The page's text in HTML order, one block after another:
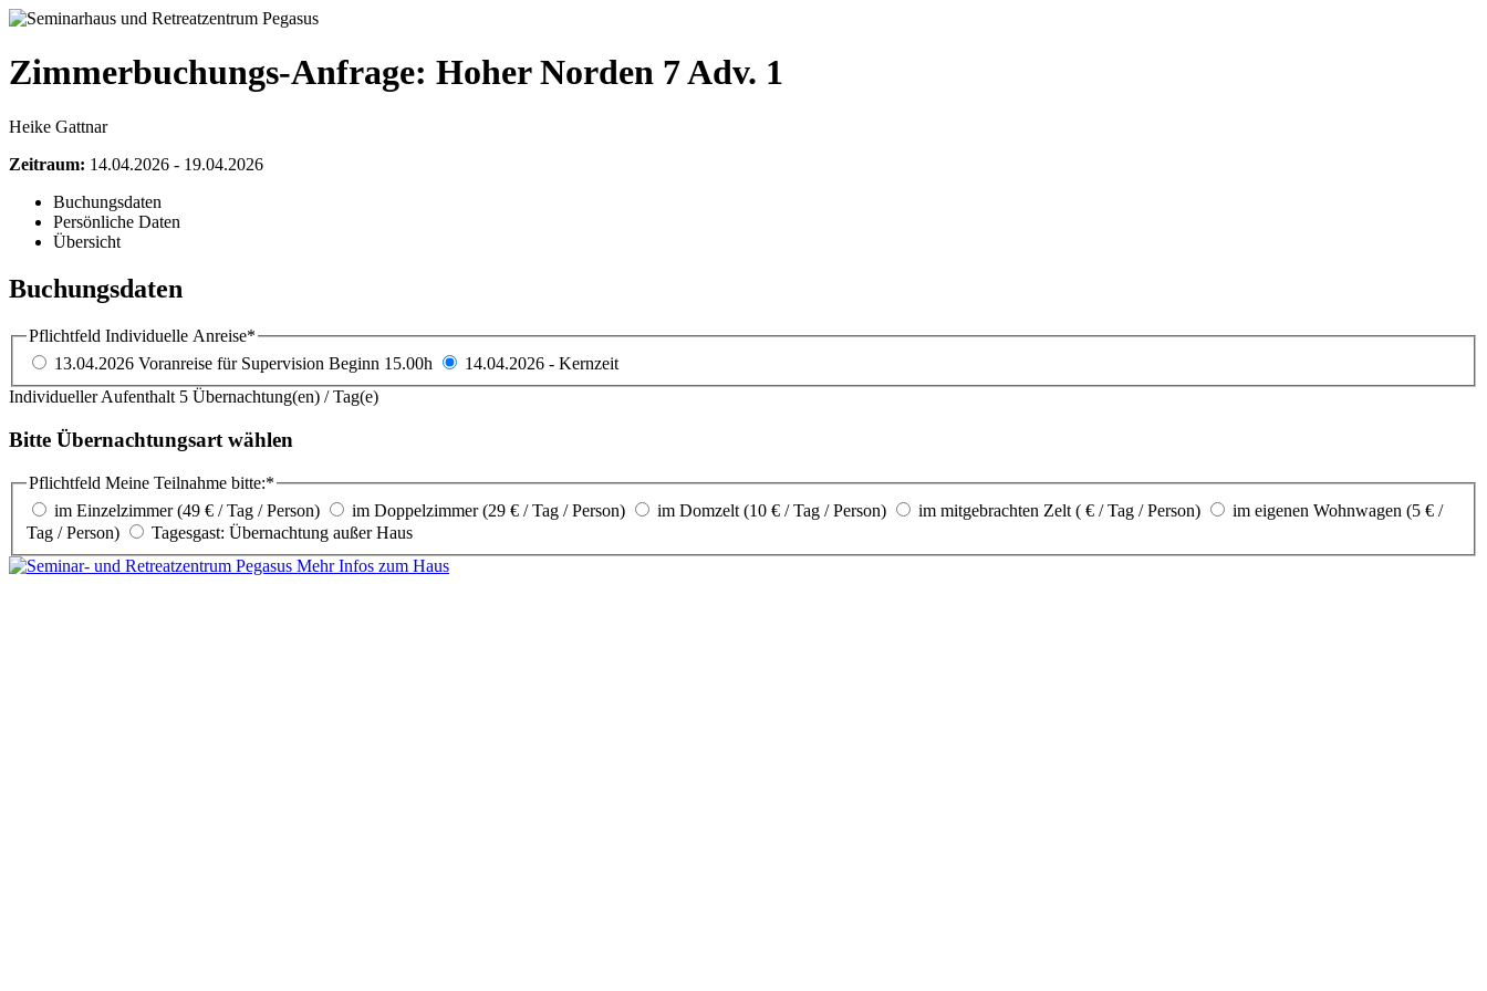
Zimmerbuchungs-Anfrage: Hoher Norden 7 Adv. 1
Heike Gattnar
Zeitraum: 14.04.2026 - 19.04.2026
Buchungsdaten
Persönliche Daten
Übersicht
Buchungsdaten
Pflichtfeld Individuelle Anreise*
13.04.2026 Voranreise für Supervision Beginn 15.00h
14.04.2026 - Kernzeit
Individueller Aufenthalt 5 Übernachtung(en) / Tag(e)
Bitte Übernachtungsart wählen
Pflichtfeld Meine Teilnahme bitte:*
im Einzelzimmer (49 € / Tag / Person)
im Doppelzimmer (29 € / Tag / Person) im Domzelt (10 € / Tag / Person) im mitgebrachten Zelt ( € / Tag / Person)
im eigenen Wohnwagen (5 € /
Tag / Person)
Tagesgast: Übernachtung außer Haus
Mehr Infos zum Haus